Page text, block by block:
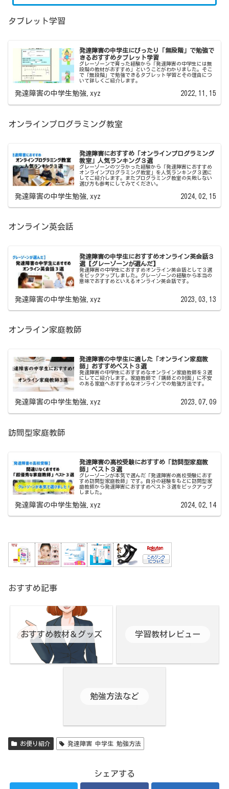
タブレット学習
発達障害の中学生にぴったり「無段階」で勉強で
きるおすすめタブレット学習
グレーゾーンで育った経験から「発達障害の中学生には無
段階の教材がおすすめ」ということがわかりました。そこ
で「無段階」で勉強できるタブレット学習とその理由につ
いて詳しくご紹介します。
発達障害の中学生勉強.xyz 2022.11.15
オンラインプログラミング教室
発達障害におすすめ「オンラインプログラミング
教室」人気ランキング３選
グレーゾーンのツラかった経験から「発達障害におすすめ
オンラインプログラミング教室」を人気ランキング３選に
してご紹介します。またプログラミング教室の失敗しない
選び方も参考にしてみてください。
発達障害の中学生勉強.xyz 2024.02.15
オンライン英会話
発達障害の中学生におすすめオンライン英会話３
選【グレーゾーンが選んだ】
発達障害の中学生におすすめオンライン英会話として３選
をピックアップしました。グレーゾーンの経験から本当の
意味でおすすめといえるオンライン英会話です。
発達障害の中学生勉強.xyz 2023.03.13
オンライン家庭教師
発達障害の中学生に適した「オンライン家庭教
師」おすすめベスト３選
発達障害の中学生におすすめなオンライン家庭教師を３選
にしてご紹介します。家庭教師で「講師との対面」に不安
のある家庭へおすすめなオンラインでの勉強方法です。
発達障害の中学生勉強.xyz 2023.07.09
訪問型家庭教師
発達障害の高校受験におすすめ「訪問型家庭教
師」ベスト３選
グレーゾーンが本気で選んだ「発達障害の高校受験におす
すめ訪問型家庭教師」です。自分の経験をもとに訪問型家
庭教師から発達障害におすすめベスト３選をピックアップ
しました。
発達障害の中学生勉強.xyz 2024.02.14
おすすめ記事
おすすめ教材＆グッズ 学習教材レビュー
勉強方法など
お便り紹介 発達障害 中学生 勉強方法
シェアする